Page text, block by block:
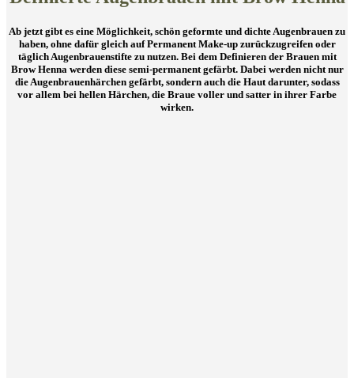
Ab jetzt gibt es eine Möglichkeit, schön geformte und dichte Augenbrauen zu
haben, ohne dafür gleich auf Permanent Make-up zurückzugreifen oder
täglich Augenbrauenstifte zu nutzen. Bei dem Definieren der Brauen mit
Brow Henna werden diese semi-permanent gefärbt. Dabei werden nicht nur
die Augenbrauenhärchen gefärbt, sondern auch die Haut darunter, sodass
vor allem bei hellen Härchen, die Braue voller und satter in ihrer Farbe
wirken.